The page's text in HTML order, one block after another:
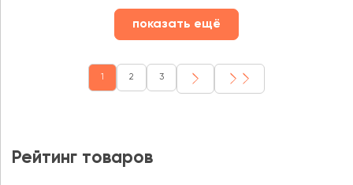
показать ещё
1 2 3
Рейтинг товаров